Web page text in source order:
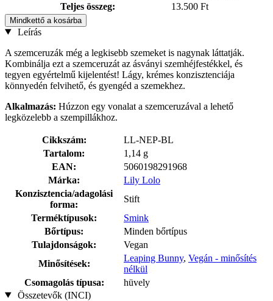
Teljes összeg:
13.500 Ft
Mindkettő a kosárba
Leírás
A szemceruzák még a legkisebb szemeket is nagynak láttatják.
Kombinálja ezt a szemceruzát az ásványi szemhéjfestékkel, és
tegyen egyértelmű kijelentést! Lágy, krémes konzisztenciája
könnyedén felvihető, és gyengéd a szemekhez.
Alkalmazás: Húzzon egy vonalat a szemceruzával a lehető
legközelebb a szempillákhoz.
Cikkszám:
LL-NEP-BL
Tartalom:
1,14 g
EAN:
5060198291968
Márka:
Lily Lolo
Konzisztencia/adagolási
forma:
Stift
Terméktípusok:
Smink
Bőrtípus:
Minden bőrtípus
Tulajdonságok:
Vegan
Minősítések:
Leaping Bunny, Vegán - minősítés
nélkül
Csomagolás típusa:
hüvely
Összetevők (INCI)